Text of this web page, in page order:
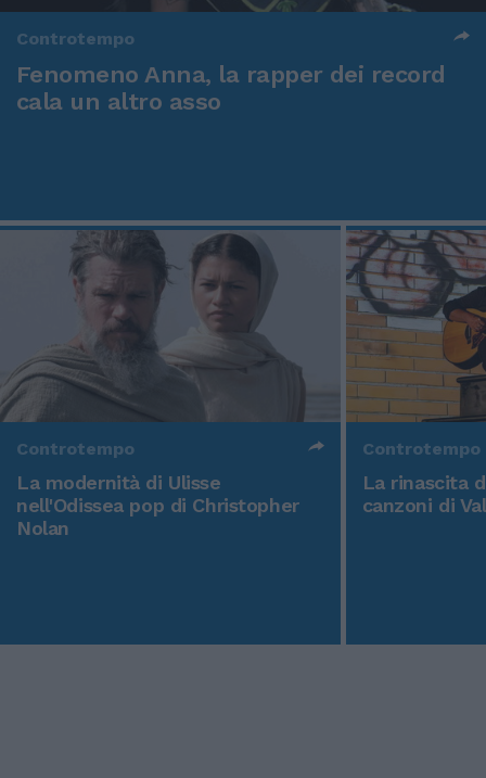
Controtempo
Fenomeno Anna, la rapper dei record
cala un altro asso
Controtempo
La modernità di Ulisse
nell'Odissea pop di Christopher
Nolan
Controtempo
La rinascita
canzoni di